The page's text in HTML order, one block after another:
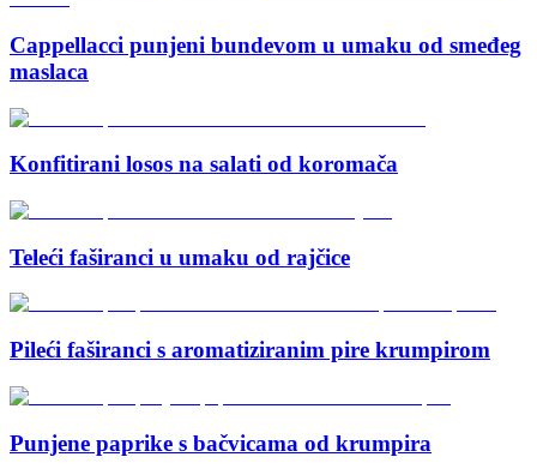
Cappellacci punjeni bundevom u umaku od smeđeg
maslaca
Konfitirani losos na salati od koromača
Teleći faširanci u umaku od rajčice
Pileći faširanci s aromatiziranim pire krumpirom
Punjene paprike s bačvicama od krumpira